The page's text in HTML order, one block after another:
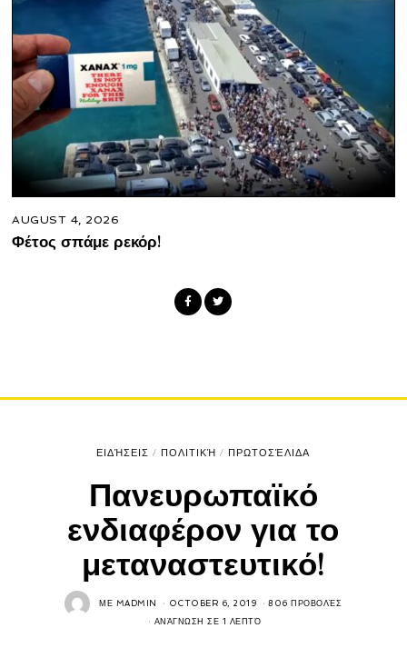
AUGUST 4, 2026
Φέτος σπάμε ρεκόρ!
ΕΙΔΉΣΕΙΣ / ΠΟΛΙΤΙΚΉ / ΠΡΩΤΟΣΈΛΙΔΑ
Πανευρωπαϊκό
ενδιαφέρον για το
μεταναστευτικό!
ΜΕ MADMIN OCTOBER 6, 2019 806 ΠΡΟΒΟΛΈΣ
ΑΝΆΓΝΩΣΗ ΣΕ 1 ΛΕΠΤΌ